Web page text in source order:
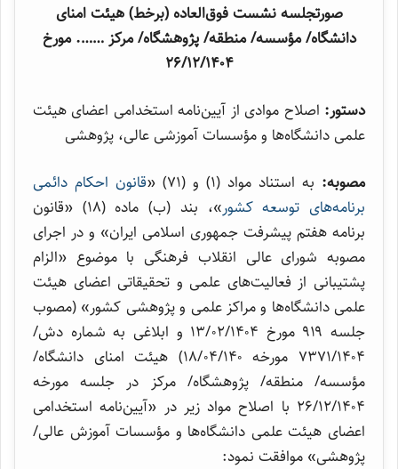
صورتجلسه نشست فوق‌العاده (برخط) هیئت امنای
دانشگاه/ مؤسسه/ منطقه/ پژوهشگاه/ مرکز ……. مورخ
۲۶/۱۲/۱۴۰۴
دستور: اصلاح موادی از آیین‌نامه استخدامی اعضای هیئت
علمی دانشگاه‌ها و مؤسسات آموزشی عالی، پژوهشی
مصوبه: به استناد مواد (۱) و (۷۱) «
قانون احکام دائمی
برنامه‌های توسعه کشور
»، بند (ب) ماده (۱۸) «قانون
برنامه هفتم پیشرفت جمهوری اسلامی ایران» و در اجرای
مصوبه شورای عالی انقلاب فرهنگی با موضوع «الزام
پشتیبانی از فعالیت‌های علمی و تحقیقاتی اعضای هیئت
علمی دانشگاه‌ها و مراکز علمی و پژوهشی کشور» (مصوب
جلسه ۹۱۹ مورخ ۱۳/۰۲/۱۴۰۴ و ابلاغی به شماره دش/
۷۳۷۱/۱۴۰۴ مورخه ۱۸/۰۴/۱۴۰) هیئت امنای دانشگاه/
مؤسسه/ منطقه/ پژوهشگاه/ مرکز در جلسه مورخه
۲۶/۱۲/۱۴۰۴ با اصلاح مواد زیر در «آیین‌‌نامه استخدامی
اعضای هیئت علمی دانشگاه‌ها و مؤسسات آموزش عالی/
پژوهشی» موافقت نمود: